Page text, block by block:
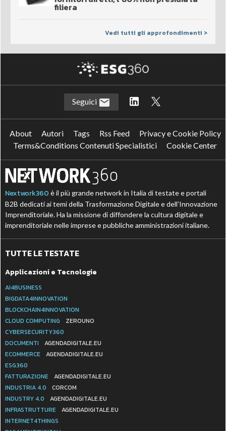
filiera
Vedi tutti gli approfondimenti >
Seguici
About Autori Tags Rss Feed
Privacy e Cookie Policy
Terms&Conditions Contenuti Specialistici
Cookie Center
Nextwork360 è il più grande network in Italia di testate e portali
B2B dedicati ai temi della Trasformazione Digitale e dell’Innovazione
Imprenditoriale. Ha la missione di diffondere la cultura digitale e
imprenditoriale nelle imprese e pubbliche amministrazioni italiane.
TUTTE LE TESTATE
Applicazioni e Tecnologie
AI4BUSINESS
BIGDATA4INNOVATION
BLOCKCHAIN4INNOVATION
CLOUD COMPUTING
ZEROUNO
CYBERSECURITY360
DOCUMENTI
AGENDADIGITALE.EU
ECOMMERCE
AGENDADIGITALE.EU
ESG360
FATTURAZIONE
AGENDADIGITALE.EU
INDUSTRIA 4.0
CORCOM
INDUSTRY 4.0
AGENDADIGITALE.EU
INFRASTRUTTURE
AGENDADIGITALE.EU
INTERNET4THINGS